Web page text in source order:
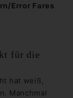
Error Fares
für die
hat weiß,
Manchmal